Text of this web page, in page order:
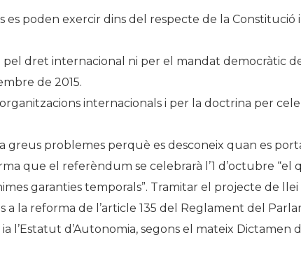
es poden exercir dins del respecte de la Constitució
dret internacional ni per el mandat democràtic
de 2015.
internacionals i per la doctrina per
problemes perquè es desconeix quan es
que el referèndum se celebrarà l’1 d’octubre “el
garanties temporals”. Tramitar el projecte de llei
la reforma de l’article 135 del Reglament del
l’Estatut d’Autonomia, segons el mateix Dictamen